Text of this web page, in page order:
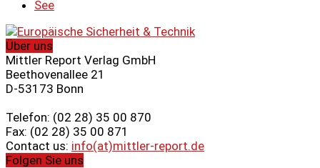
See
Über uns
Mittler Report Verlag GmbH
Beethovenallee 21
D-53173 Bonn
Telefon: (02 28) 35 00 870
Fax: (02 28) 35 00 871
Contact us: info(at)mittler-report.de
Folgen Sie uns